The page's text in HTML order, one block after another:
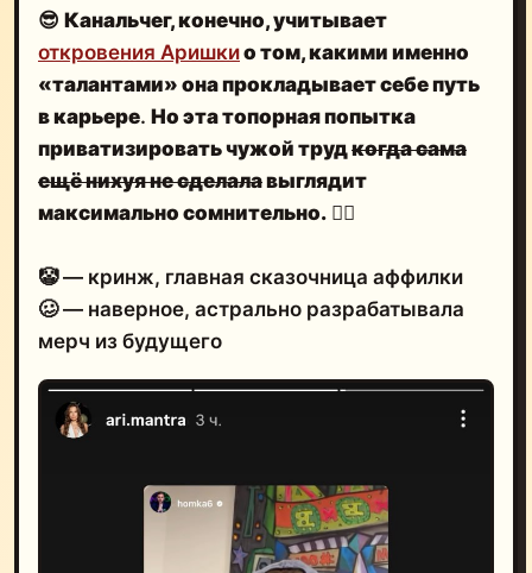
😎 Канальчег, конечно, учитывает
откровения Аришкио том,какими именно
«талантами» она прокладывает себе путь
в карьере. Но эта топорная попытка
приватизировать чужой трудкогда сама
ещё нихуя не сделалавыглядит
максимально сомнительно. 🤦‍♂️
🤡 — кринж, главная сказочница аффилки
🥴 — наверное, астрально разрабатывала
мерч из будущего